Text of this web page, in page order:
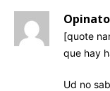
[quote
que hay
Ud no